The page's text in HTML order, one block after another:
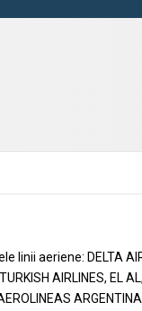
aeriene: DELTA
AIRLINES,